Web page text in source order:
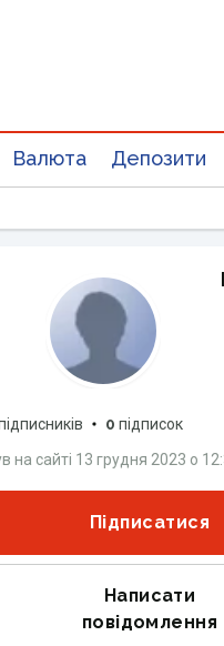
Валюта Депозити
0 підписок
на сайті 13 грудня 2023 о
Підписатися
Написати
повідомлення